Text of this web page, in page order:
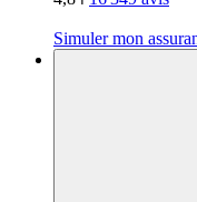
Simuler mon